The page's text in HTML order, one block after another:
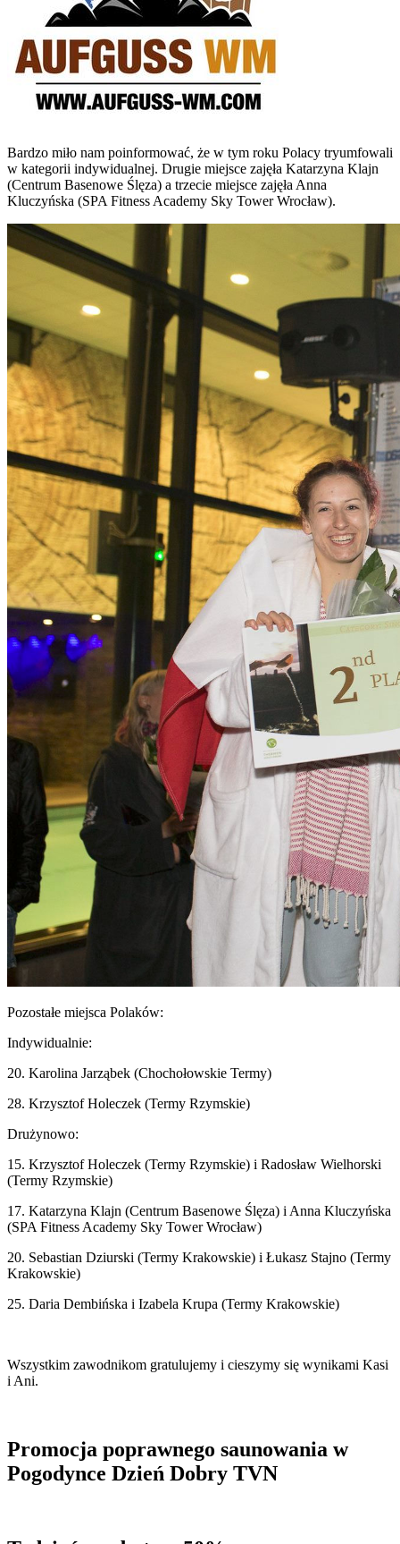
Bardzo miło nam poinformować, że w tym roku Polacy tryumfowali
w kategorii indywidualnej. Drugie miejsce zajęła Katarzyna Klajn
(Centrum Basenowe Ślęza) a trzecie miejsce zajęła Anna
Kluczyńska (SPA Fitness Academy Sky Tower Wrocław).
Pozostałe miejsca Polaków:
Indywidualnie:
20. Karolina Jarząbek (Chochołowskie Termy)
28. Krzysztof Holeczek (Termy Rzymskie)
Drużynowo:
15. Krzysztof Holeczek (Termy Rzymskie) i Radosław Wielhorski
(Termy Rzymskie)
17. Katarzyna Klajn (Centrum Basenowe Ślęza) i Anna Kluczyńska
(SPA Fitness Academy Sky Tower Wrocław)
20. Sebastian Dziurski (Termy Krakowskie) i Łukasz Stajno (Termy
Krakowskie)
25. Daria Dembińska i Izabela Krupa (Termy Krakowskie)
Wszystkim zawodnikom gratulujemy i cieszymy się wynikami Kasi
i Ani.
Promocja poprawnego saunowania w
Pogodynce Dzień Dobry TVN